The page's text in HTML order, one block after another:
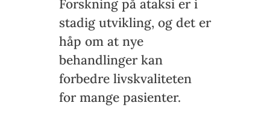
Forskning på ataksi er i
stadig utvikling, og det er
håp om at nye
behandlinger kan
forbedre livskvaliteten
for mange pasienter.